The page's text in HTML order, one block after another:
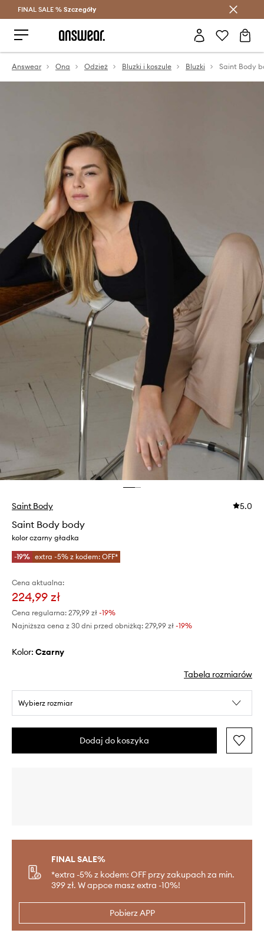
Oszczędzaj z Answear Club >
FINAL SALE % Szczegóły
Answear Ona Odzież Bluzki i koszule Bluzki Saint Body
Saint Body 5.0
Saint Body body
kolor czarny gładka
-19% extra -5% z kodem: OFF*
Cena aktualna:
224,99 zł
Cena regularna: 279,99 zł -19%
Najniższa cena z 30 dni przed obniżką: 279,99 zł -19%
Kolor: czarny
Tabela rozmiarów
Wybierz rozmiar
Dodaj do koszyka
FINAL SALE%
*extra -5% z kodem: OFF przy zakupach za min.
399 zł. W appce masz extra -10%!
Pobierz APP